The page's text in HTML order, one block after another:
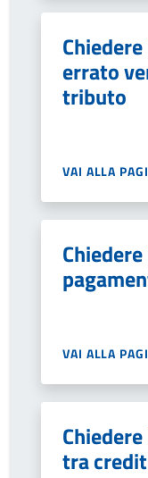
errato
tributo
VAI ALLA
VAI ALLA
tra